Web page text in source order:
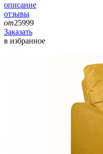
описание
отзывы
от25999
Заказать
в избранное